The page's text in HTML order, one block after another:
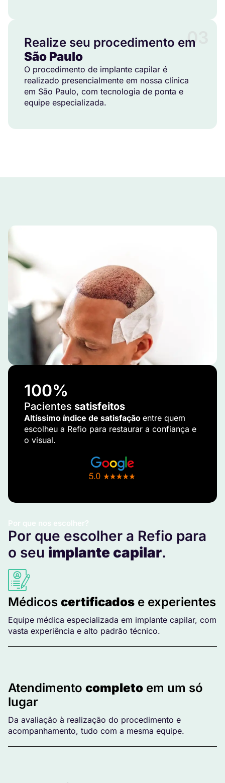
03
Realize seu procedimento em
São Paulo
O procedimento de implante capilar é
realizado presencialmente em nossa clínica
em São Paulo, com tecnologia de ponta e
equipe especializada.
Por que nos escolher?
Por que escolher a Refio para
o seu implante capilar.
Médicos certificados e experientes
Equipe médica especializada em implante capilar, com
vasta experiência e alto padrão técnico.
Atendimento completo em um só
lugar
Da avaliação à realização do procedimento e
acompanhamento, tudo com a mesma equipe.
100%
Pacientes satisfeitos
Altíssimo índice de satisfação entre quem
escolheu a Refio para restaurar a confiança e
o visual.